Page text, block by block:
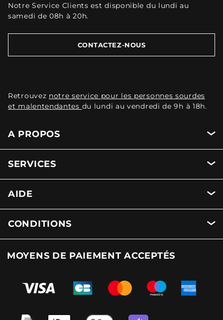
Notre Service Clients est disponible du lundi au
samedi de 08h à 20h.
CONTACTEZ-NOUS
Retrouvez notre service pour les personnes sourdes
et malentendantes du lundi au vendredi de 9h à 18h.
A PROPOS
SERVICES
AIDE
CONDITIONS
MOYENS DE PAIEMENT ACCEPTÉS